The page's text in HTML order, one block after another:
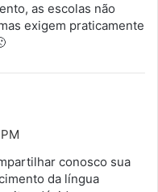
as escolas não
exigem praticamente
conosco sua
da língua